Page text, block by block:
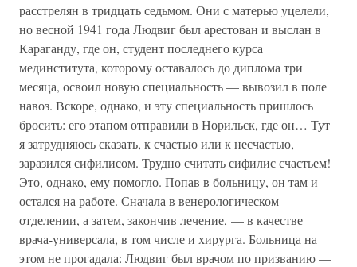
расстрелян в тридцать седьмом. Они с матерью уцелели,
но весной 1941 года Людвиг был арестован и выслан в
Караганду, где он, студент последнего курса
мединститута, которому оставалось до диплома три
месяца, освоил новую специальность — вывозил в поле
навоз. Вскоре, однако, и эту специальность пришлось
бросить: его этапом отправили в Норильск, где он… Тут
я затрудняюсь сказать, к счастью или к несчастью,
заразился сифилисом. Трудно считать сифилис счастьем!
Это, однако, ему помогло. Попав в больницу, он там и
остался на работе. Сначала в венерологическом
отделении, а затем, закончив лечение, — в качестве
врача-универсала, в том числе и хирурга. Больница на
этом не прогадала: Людвиг был врачом по призванию —